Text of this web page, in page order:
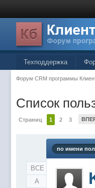
Техподдержка
Форум CRM программы
Список
Страниц 1 2 3
ВСЕ
A
по имени